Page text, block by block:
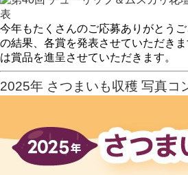
今年もたくさんのご応募ありがとう
の結果、各賞を発表させていただき
は賞品を進呈させていただきます。
2025年 さつまいも収穫 写真コ